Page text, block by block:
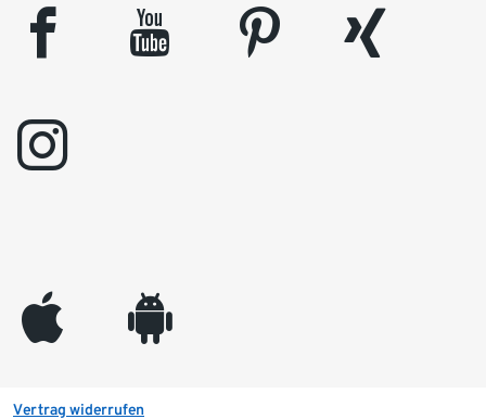
facebook youtube pinterest
xing
instagram
appleinc android
Vertrag widerrufen